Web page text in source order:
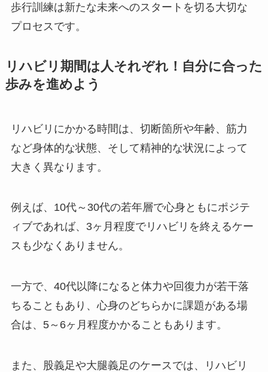
歩行訓練は新たな未来へのスタートを切る大切な
プロセスです。
リハビリ期間は人それぞれ！自分に合った
歩みを進めよう
リハビリにかかる時間は、切断箇所や年齢、筋力
など身体的な状態、そして精神的な状況によって
大きく異なります。
例えば、10代～30代の若年層で心身ともにポジテ
ィブであれば、3ヶ月程度でリハビリを終えるケー
スも少なくありません。
一方で、40代以降になると体力や回復力が若干落
ちることもあり、心身のどちらかに課題がある場
合は、5～6ヶ月程度かかることもあります。
また、股義足や大腿義足のケースでは、リハビリ